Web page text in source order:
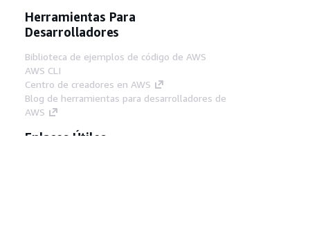
Herramientas Para
Desarrolladores
Biblioteca de ejemplos de código de AWS
AWS CLI
Centro de creadores en AWS
Blog de herramientas para desarrolladores de
AWS
Enlaces Útiles